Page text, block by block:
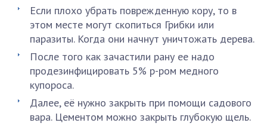
Если плохо убрать поврежденную кору, то в
этом месте могут скопиться Грибки или
паразиты. Когда они начнут уничтожать дерева.
После того как зачастили рану ее надо
продезинфицировать 5% р-ром медного
купороса.
Далее, её нужно закрыть при помощи садового
вара. Цементом можно закрыть глубокую щель.